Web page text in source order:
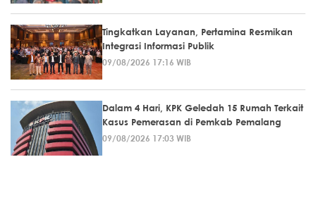
Tingkatkan Layanan, Pertamina Resmikan
Integrasi Informasi Publik
09/08/2026 17:16 WIB
Dalam 4 Hari, KPK Geledah 15 Rumah Terkait
Kasus Pemerasan di Pemkab Pemalang
09/08/2026 17:03 WIB